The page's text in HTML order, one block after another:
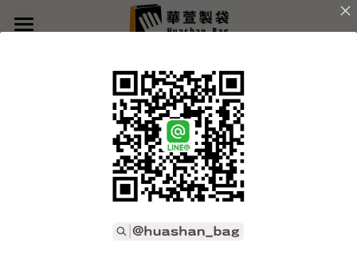
➢全款式總覽
×
部落格分類